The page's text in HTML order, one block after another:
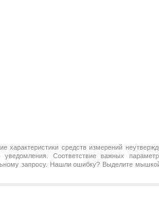
характеристики средств измерений
Соответствие важных
запросу. Нашли ошибку? Выделите